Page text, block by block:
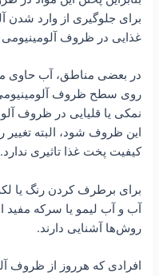
برای جلوگیری از وارد شدن
غذایی در‌ ‌ظروف
در بعضی مناطق، آب حاوی
روی سطح ظروف
نمکی یا قلیایی در ظروف
این ظروف شود، البته
کیفیت پخت غذا تاثیری ندارد.
برای‌ ‌برطرف کردن رنگ یا
آب و آب لیمو یا سرکه مفید‌
روش‌ها آشنایی دارند.
افرادی که هرروز از ظروف